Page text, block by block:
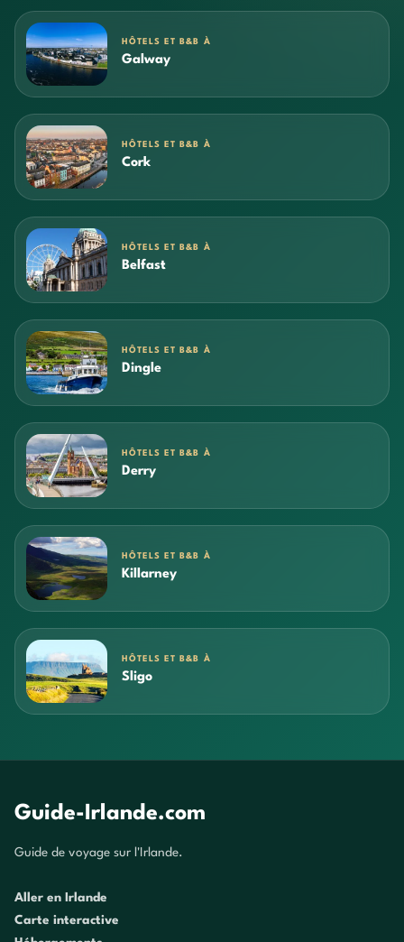
HÔTELS ET B&B À
Galway
HÔTELS ET B&B À
Cork
HÔTELS ET B&B À
Belfast
HÔTELS ET B&B À
Dingle
HÔTELS ET B&B À
Derry
HÔTELS ET B&B À
Killarney
HÔTELS ET B&B À
Sligo
Guide-Irlande.com
Guide de voyage sur l'Irlande.
Aller en Irlande
Carte interactive